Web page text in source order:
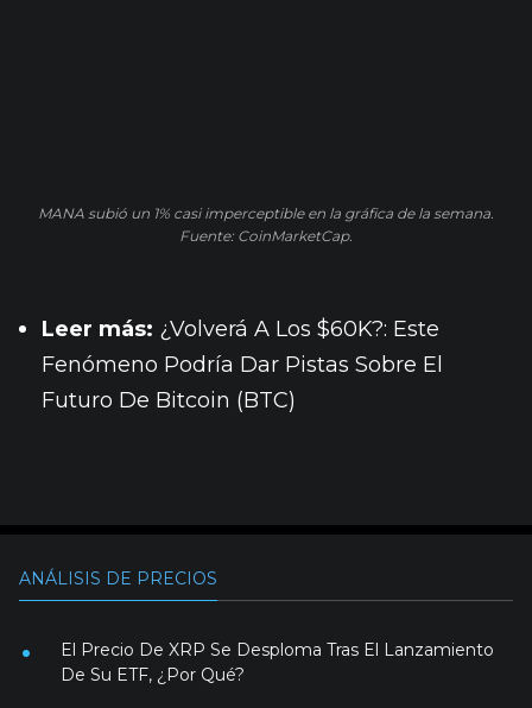
MANA subió un 1% casi imperceptible en la gráfica de la semana.
Fuente: CoinMarketCap.
Leer más: ¿Volverá A Los $60K?: Este
Fenómeno Podría Dar Pistas Sobre El
Futuro De Bitcoin (BTC)
ANÁLISIS DE PRECIOS
El Precio De XRP Se Desploma Tras El Lanzamiento
De Su ETF, ¿Por Qué?